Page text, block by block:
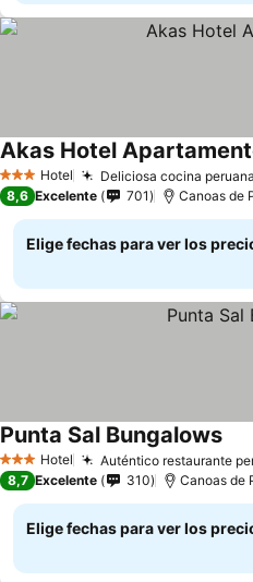
3 Estrellas
Hotel Deliciosa cocina
Akas Hotel
8,6 Excelente 701 Canoas de
Elige fechas para ver los
3 Estrellas
Hotel Auténtico restaurante
Punta Sal Bungalows
8,7 Excelente 310 Canoas de
Elige fechas para ver los